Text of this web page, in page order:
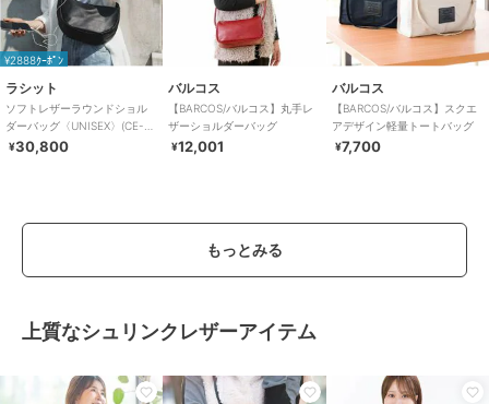
¥2888ｸｰﾎﾟﾝ
ラシット
ソフトレザーラウンドショル
ダーバッグ〈UNISEX〉(CE-
1326)
¥30,800
バルコス
【BARCOS/バルコス】丸手レ
ザーショルダーバッグ
¥12,001
バルコス
【BARCOS/バルコス】スクエ
アデザイン軽量トートバッグ
¥7,700
もっとみる
上質なシュリンクレザーアイテム